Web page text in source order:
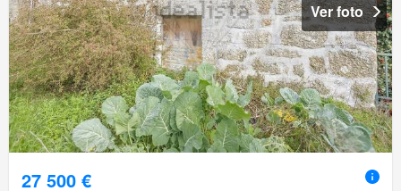
Ver foto
27 500 €